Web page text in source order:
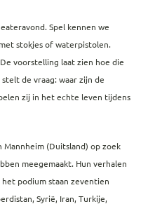
Spel kennen we
stokjes of waterpistolen.
voorstelling laat zien hoe die
de vraag: waar zijn de
zij in het echte leven tijdens
Mannheim (Duitsland) op zoek
meegemaakt. Hun verhalen
podium staan zeventien
Syrië, Iran, Turkije,